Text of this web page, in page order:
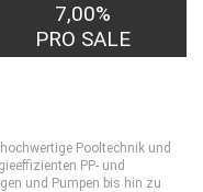
7,00%
PRO SALE
Pooltechnik und
PP- und
und Pumpen bis hin zu